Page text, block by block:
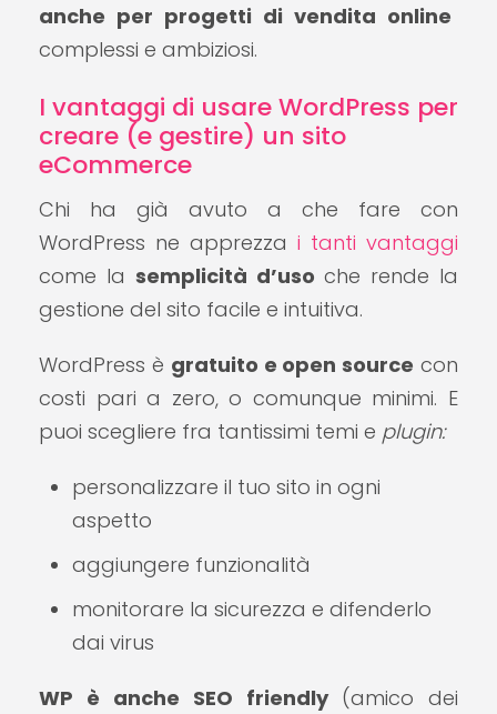
anche per progetti di vendita online
complessi e ambiziosi.
I vantaggi di usare WordPress per
creare (e gestire) un sito
eCommerce
Chi ha già avuto a che fare con
WordPress ne apprezza i tanti vantaggi
come la semplicità d’uso che rende la
gestione del sito facile e intuitiva.
WordPress è gratuito e open source con
costi pari a zero, o comunque minimi. E
puoi scegliere fra tantissimi temi e plugin:
personalizzare il tuo sito in ogni
aspetto
aggiungere funzionalità
monitorare la sicurezza e difenderlo
dai virus
WP è anche SEO friendly (amico dei